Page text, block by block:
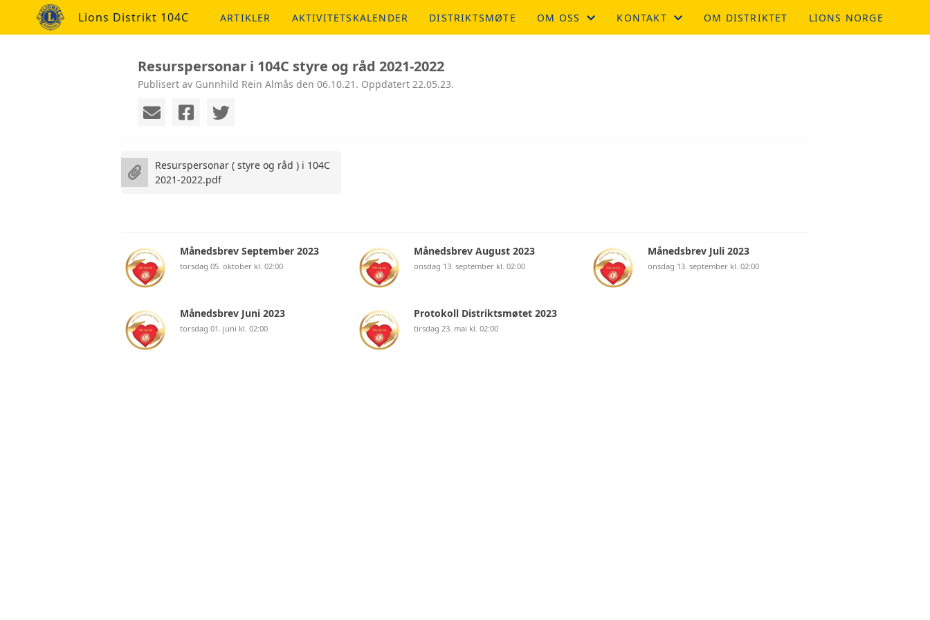
Lions Distrikt 104C ARTIKLER AKTIVITETSKALENDER DISTRIKTSMØTE OM OSS KONTAKT OM DISTRIKTET LIONS NORGE
Resurspersonar i 104C styre og råd 2021-2022
Publisert av Gunnhild Rein Almås den 06.10.21. Oppdatert 22.05.23.
Resurspersonar ( styre og råd ) i 104C
2021-2022.pdf
Månedsbrev September 2023
torsdag 05. oktober kl. 02:00
Månedsbrev August 2023
onsdag 13. september kl. 02:00
Månedsbrev Juli 2023
onsdag 13. september kl. 02:00
Månedsbrev Juni 2023
torsdag 01. juni kl. 02:00
Protokoll Distriktsmøtet 2023
tirsdag 23. mai kl. 02:00